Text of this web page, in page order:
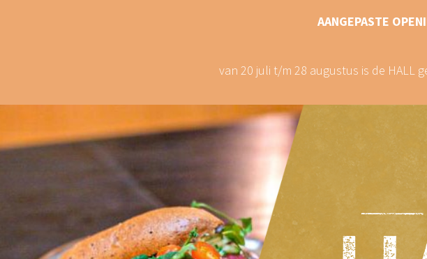
AANGEPASTE
van 20 juli t/m 28 augustus is de HALL